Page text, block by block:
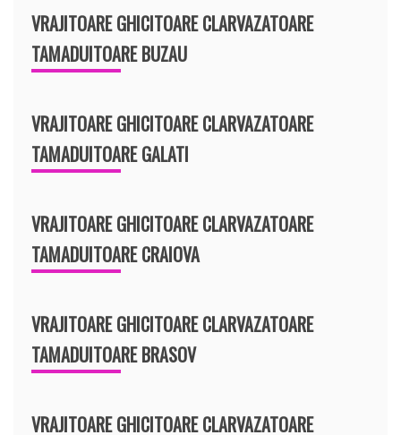
VRAJITOARE GHICITOARE CLARVAZATOARE
TAMADUITOARE BUZAU
VRAJITOARE GHICITOARE CLARVAZATOARE
TAMADUITOARE GALATI
VRAJITOARE GHICITOARE CLARVAZATOARE
TAMADUITOARE CRAIOVA
VRAJITOARE GHICITOARE CLARVAZATOARE
TAMADUITOARE BRASOV
VRAJITOARE GHICITOARE CLARVAZATOARE